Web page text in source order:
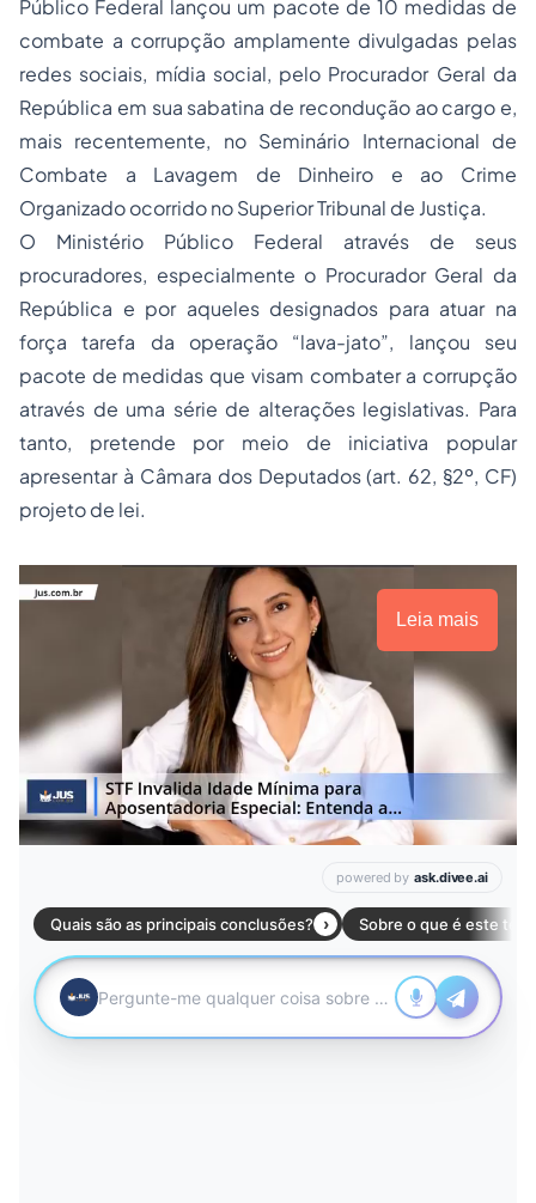
Público Federal lançou um pacote de 10 medidas de
combate a corrupção amplamente divulgadas pelas
redes sociais, mídia social, pelo Procurador Geral da
República em sua sabatina de recondução ao cargo e,
mais recentemente, no Seminário Internacional de
Combate a Lavagem de Dinheiro e ao Crime
Organizado ocorrido no Superior Tribunal de Justiça.
O Ministério Público Federal através de seus
procuradores, especialmente o Procurador Geral da
República e por aqueles designados para atuar na
força tarefa da operação “lava-jato”, lançou seu
pacote de medidas que visam combater a corrupção
através de uma série de alterações legislativas. Para
tanto, pretende por meio de iniciativa popular
apresentar à Câmara dos Deputados (art. 62, §2º, CF)
projeto de lei.
Leia mais